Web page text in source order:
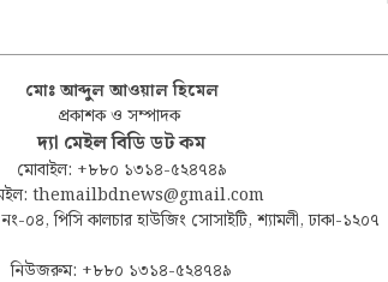
মোঃ আব্দুল আওয়াল হিমেল
প্রকাশক ও সম্পাদক
দ্যা মেইল বিডি ডট কম
মোবাইল: +৮৮০ ১৩১৪-৫২৪৭৪৯
themailbdnews@gmail.com
০৪, পিসি কালচার হাউজিং সোসাইটি, শ্যামলী, ঢাকা-১২০৭
নিউজরুম: +৮৮০ ১৩১৪-৫২৪৭৪৯